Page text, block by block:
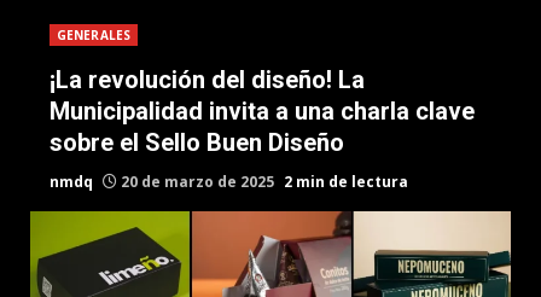
GENERALES
¡La revolución del diseño! La
Municipalidad invita a una charla clave
sobre el Sello Buen Diseño
nmdq 20 de marzo de 2025 2 min de lectura